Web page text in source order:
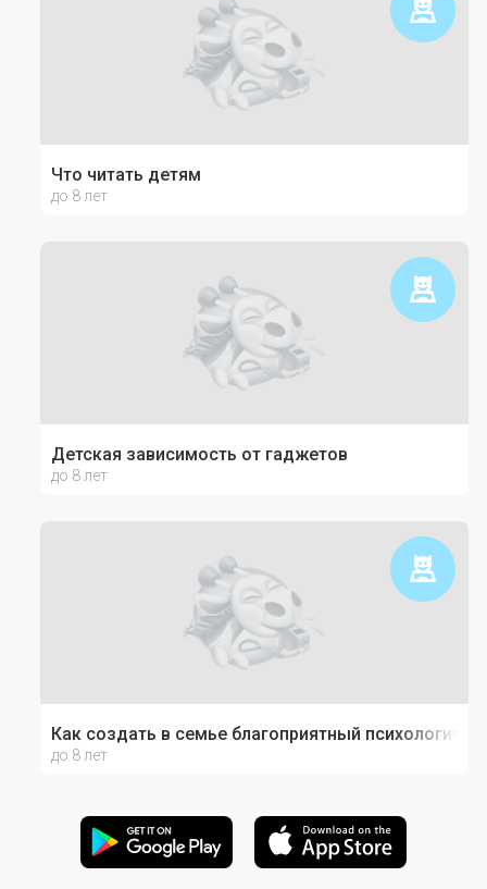
Что читать детям
до 8 лет
Детская зависимость от гаджетов
до 8 лет
Как создать в семье благоприятный
до 8 лет